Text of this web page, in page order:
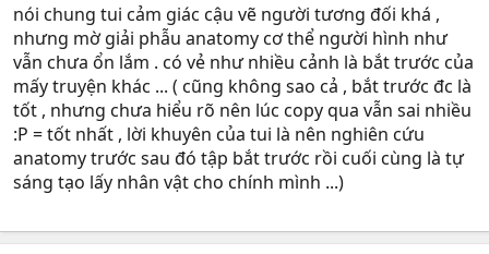
nói chung tui cảm giác cậu vẽ người tương đối khá ,
nhưng mờ giải phẫu anatomy cơ thể người hình như
vẫn chưa ổn lắm . có vẻ như nhiều cảnh là bắt trước của
mấy truyện khác ... ( cũng không sao cả , bắt trước đc là
tốt , nhưng chưa hiểu rõ nên lúc copy qua vẫn sai nhiều
:P = tốt nhất , lời khuyên của tui là nên nghiên cứu
anatomy trước sau đó tập bắt trước rồi cuối cùng là tự
sáng tạo lấy nhân vật cho chính mình ...)